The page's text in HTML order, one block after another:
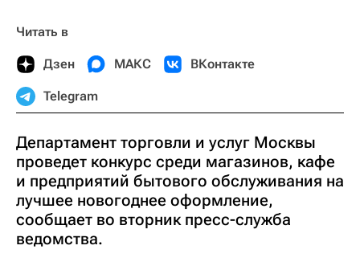
Читать в
Дзен МАКС ВКонтакте
Telegram
Департамент торговли и услуг Москвы
проведет конкурс среди магазинов, кафе
и предприятий бытового обслуживания на
лучшее новогоднее оформление,
сообщает во вторник пресс-служба
ведомства.